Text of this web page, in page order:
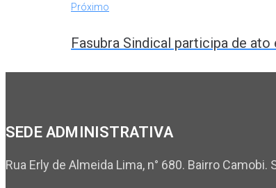
Próximo
Fasubra Sindical participa de
SEDE ADMINISTRATIVA
Rua Erly de Almeida Lima, n° 680. Bairro Camobi.